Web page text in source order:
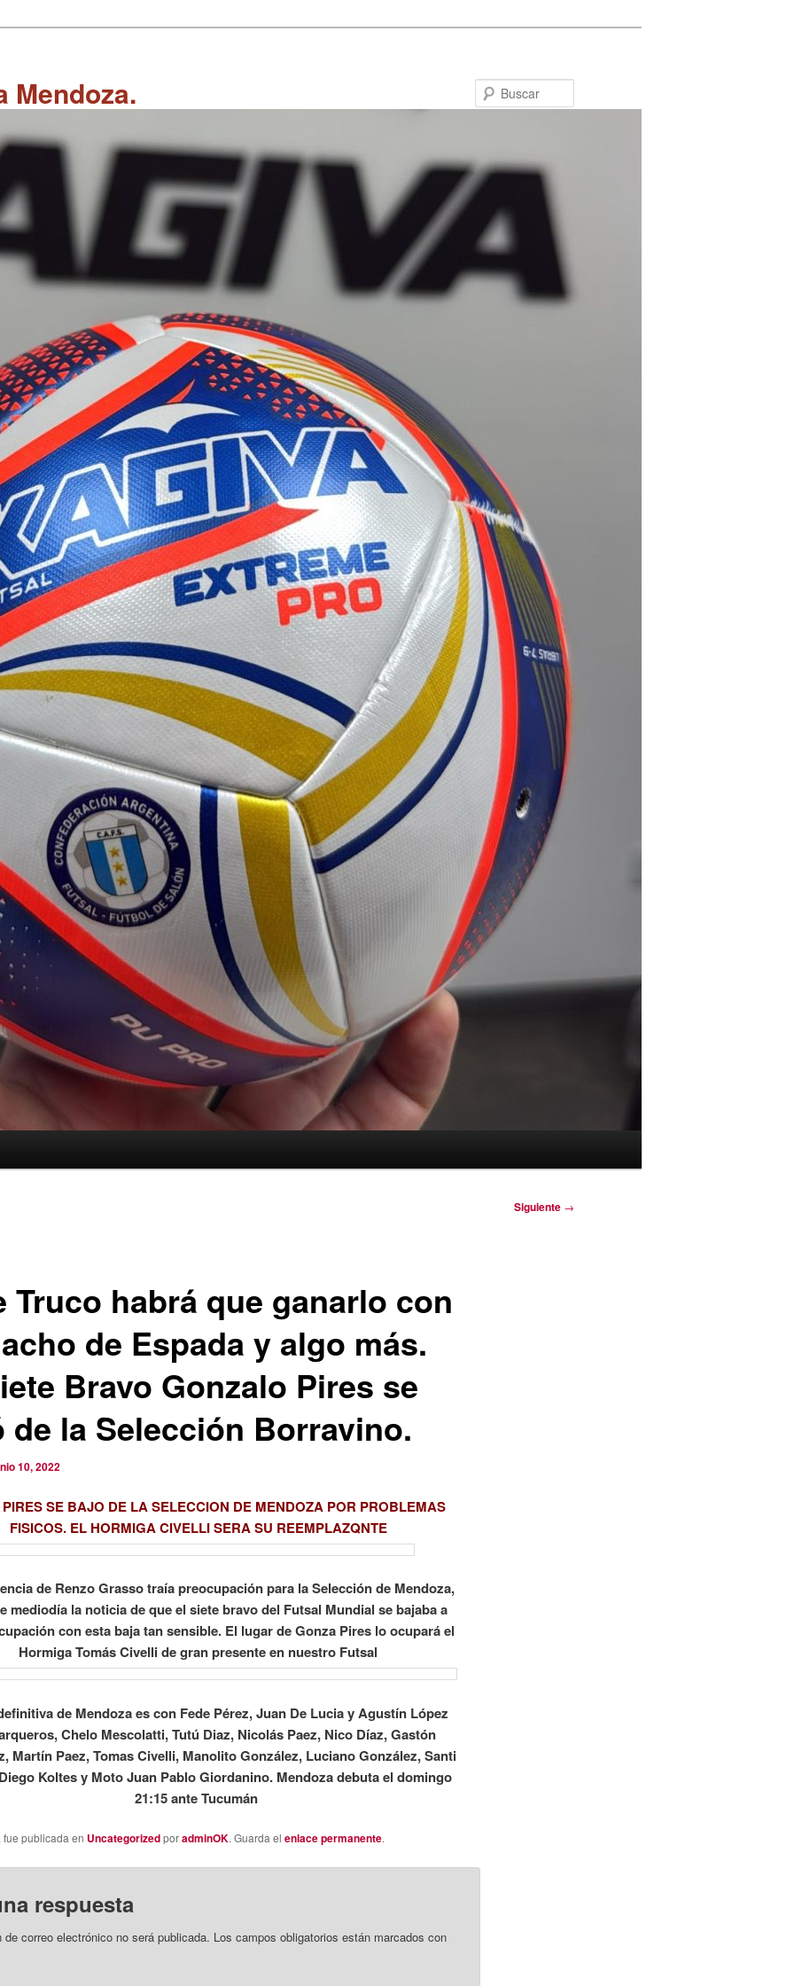
Mendoza.
Siguiente →
Truco habrá que ganarlo con
de Espada y algo más.
Bravo Gonzalo Pires se
de la Selección Borravino.
10, 2022
SE BAJO DE LA SELECCION DE MENDOZA POR PROBLEMAS
FISICOS. EL HORMIGA CIVELLI SERA SU REEMPLAZQNTE
de Renzo Grasso traía preocupación para la Selección de Mendoza,
mediodía la noticia de que el siete bravo del Futsal Mundial se bajaba a
con esta baja tan sensible. El lugar de Gonza Pires lo ocupará el
Hormiga Tomás Civelli de gran presente en nuestro Futsal
de Mendoza es con Fede Pérez, Juan De Lucia y Agustín López
Chelo Mescolatti, Tutú Diaz, Nicolás Paez, Nico Díaz, Gastón
Martín Paez, Tomas Civelli, Manolito González, Luciano González, Santi
Koltes y Moto Juan Pablo Giordanino. Mendoza debuta el domingo
21:15 ante Tucumán
fue publicada en UncategorizedporadminOK. Guarda el enlace permanente.
respuesta
de correo electrónico no será publicada. Los campos obligatorios están marcados con